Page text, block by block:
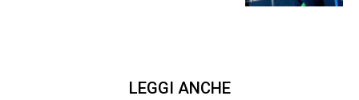
LEGGI ANCHE